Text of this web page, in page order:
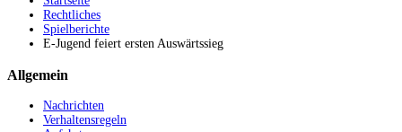
Rechtliches
Spielberichte
E-Jugend feiert ersten Auswärtssieg
Allgemein
Nachrichten
Verhaltensregeln